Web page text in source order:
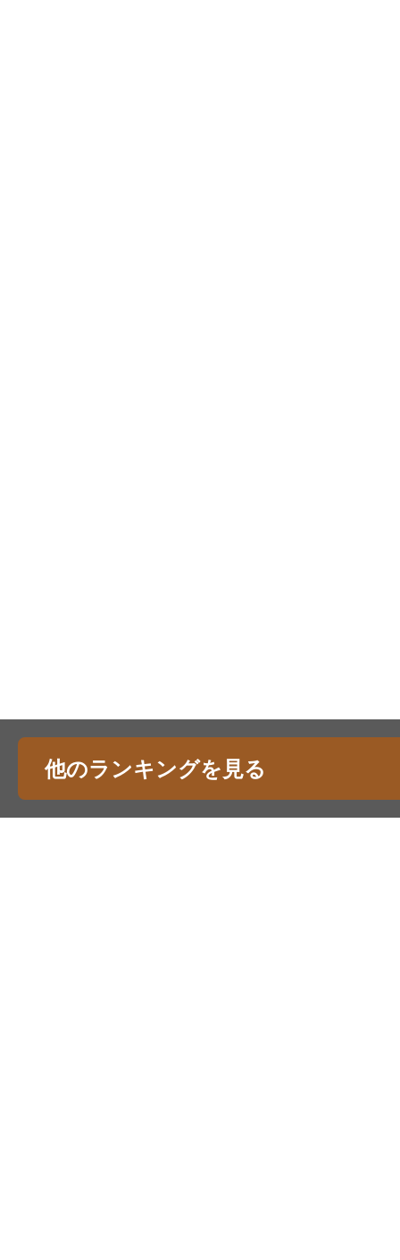
他のランキングを見る